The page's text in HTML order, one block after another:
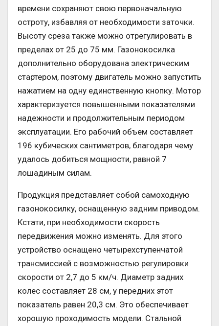
времени сохраняют свою первоначальную
остроту, избавляя от необходимости заточки.
Высоту среза также можно отрегулировать в
пределах от 25 до 75 мм. Газонокосилка
дополнительно оборудована электрическим
стартером, поэтому двигатель можно запустить
нажатием на одну единственную кнопку. Мотор
характеризуется повышенными показателями
надежности и продолжительным периодом
эксплуатации. Его рабочий объем составляет
196 кубических сантиметров, благодаря чему
удалось добиться мощности, равной 7
лошадиным силам.
Продукция представляет собой самоходную
газонокосилку, оснащенную задним приводом.
Кстати, при необходимости скорость
передвижения можно изменять. Для этого
устройство оснащено четырехступенчатой
трансмиссией с возможностью регулировки
скорости от 2,7 до 5 км/ч. Диаметр задних
колес составляет 28 см, у передних этот
показатель равен 20,3 см. Это обеспечивает
хорошую проходимость модели. Стальной